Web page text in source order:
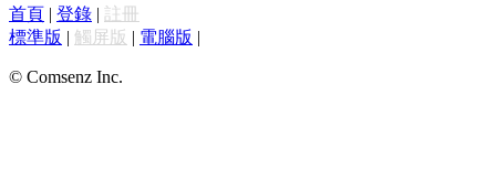
首頁 | 登錄 | 註冊
標準版 | 觸屏版 | 電腦版 |
© Comsenz Inc.